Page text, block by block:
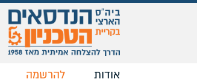
אודות להרשמה